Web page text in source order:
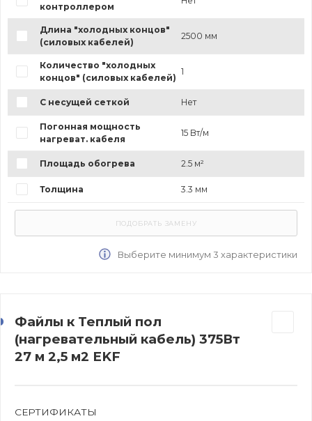
контроллером
Длина "холодных концов"
(силовых кабелей)
2500 мм
Количество "холодных
концов" (силовых кабелей)
1
С несущей сеткой Нет
Погонная мощность
нагреват. кабеля
15 Вт/м
Площадь обогрева 2.5 м²
Толщина 3.3 мм
Выберите минимум 3 характеристики
Файлы к Теплый пол
(нагревательный кабель) 375Вт
27 м 2,5 м2 EKF
СЕРТИФИКАТЫ